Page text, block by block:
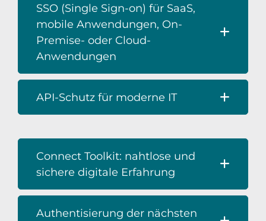
SSO (Single Sign-on) für SaaS,
mobile Anwendungen, On-
Premise- oder Cloud-
Anwendungen
API-Schutz für moderne IT
Connect Toolkit: nahtlose und
sichere digitale Erfahrung
Authentisierung der nächsten